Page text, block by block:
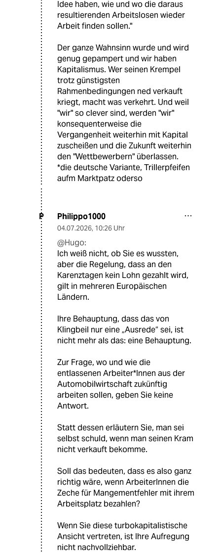
Idee haben, wie und wo die daraus
resultierenden Arbeitslosen wieder
Arbeit finden sollen."
Der ganze Wahnsinn wurde und wird
genug gepampert und wir haben
Kapitalismus. Wer seinen Krempel
trotz günstigsten
Rahmenbedingungen ned verkauft
kriegt, macht was verkehrt. Und weil
"wir" so clever sind, werden "wir"
konsequenterweise die
Vergangenheit weiterhin mit Kapital
zuscheißen und die Zukunft weiterhin
den "Wettbewerbern" überlassen.
*die deutsche Variante, Trillerpfeifen
aufm Marktpatz oderso
P Philippo1000
04.07.2026, 10:26 Uhr
@Hugo:
Ich weiß nicht, ob Sie es wussten,
aber die Regelung, dass an den
Karenztagen kein Lohn gezahlt wird,
gilt in mehreren Europäischen
Ländern.
Ihre Behauptung, dass das von
Klingbeil nur eine „Ausrede“ sei, ist
nicht mehr als das: eine Behauptung.
Zur Frage, wo und wie die
entlassenen Arbeiter*Innen aus der
Automobilwirtschaft zukünftig
arbeiten sollen, geben Sie keine
Antwort.
Statt dessen erläutern Sie, man sei
selbst schuld, wenn man seinen Kram
nicht verkauft bekomme.
Soll das bedeuten, dass es also ganz
richtig wäre, wenn ArbeiterInnen die
Zeche für Mangementfehler mit ihrem
Arbeitsplatz bezahlen?
Wenn Sie diese turbokapitalistische
Ansicht vertreten, ist Ihre Aufregung
nicht nachvollziehbar.